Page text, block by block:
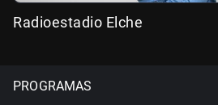
Radioestadio Elche
PROGRAMAS